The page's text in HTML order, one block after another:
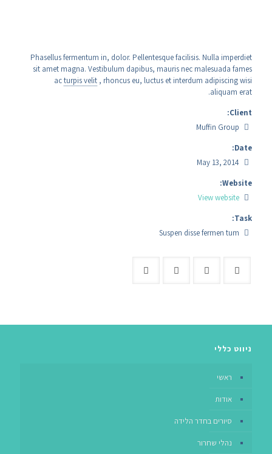
Phasellus fermentum in, dolor. Pellentesque facilisis. Nulla imperdiet
sit amet magna. Vestibulum dapibus, mauris nec malesuada fames
acturpis velit , rhoncus eu, luctus et interdum adipiscing wisi
aliquam erat.
Client:
Date:
Website:
View website
Task:
ניווט כללי
ראשי
אודות
סיורים בחדר הלידה
נהלי שחרור